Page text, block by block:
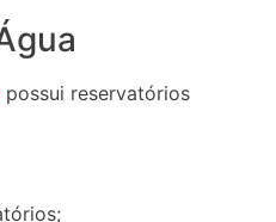
possui reservatórios